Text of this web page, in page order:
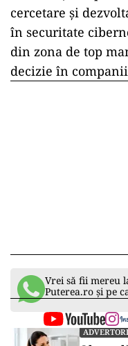
cercetare și
în securitate
din zona de top
decizie în
Vrei să fii mereu
Puterea.ro și pe